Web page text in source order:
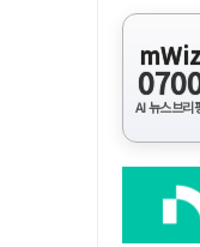
mWiz
AI 뉴스브리